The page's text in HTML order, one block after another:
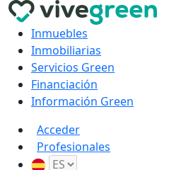
Inmuebles
Inmobiliarias
Servicios Green
Financiación
Información Green
Acceder
Profesionales